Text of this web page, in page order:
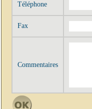
Téléphone
Fax
Commentaires